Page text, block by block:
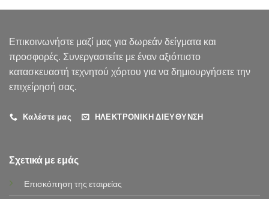
Επικοινωνήστε μαζί μας για δωρεάν δείγματα και
προσφορές. Συνεργαστείτε με έναν αξιόπιστο
κατασκευαστή τεχνητού χόρτου για να δημιουργήσετε την
επιχείρησή σας.
Καλέστε μας ΗΛΕΚΤΡΟΝΙΚΗ ΔΙΕΥΘΥΝΣΗ
Σχετικά με εμάς
Επισκόπηση της εταιρείας